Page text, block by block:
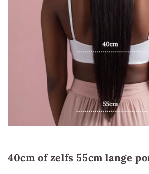
40cm of zelfs 55cm lange